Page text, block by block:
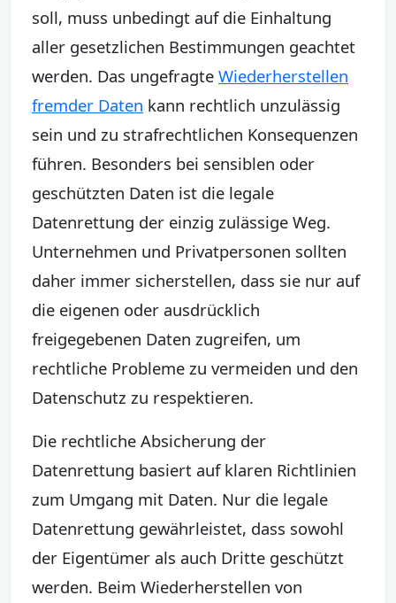
soll, muss unbedingt auf die Einhaltung
aller gesetzlichen Bestimmungen geachtet
werden. Das ungefragte Wiederherstellen
fremder Daten kann rechtlich unzulässig
sein und zu strafrechtlichen Konsequenzen
führen. Besonders bei sensiblen oder
geschützten Daten ist die legale
Datenrettung der einzig zulässige Weg.
Unternehmen und Privatpersonen sollten
daher immer sicherstellen, dass sie nur auf
die eigenen oder ausdrücklich
freigegebenen Daten zugreifen, um
rechtliche Probleme zu vermeiden und den
Datenschutz zu respektieren.
Die rechtliche Absicherung der
Datenrettung basiert auf klaren Richtlinien
zum Umgang mit Daten. Nur die legale
Datenrettung gewährleistet, dass sowohl
der Eigentümer als auch Dritte geschützt
werden. Beim Wiederherstellen von